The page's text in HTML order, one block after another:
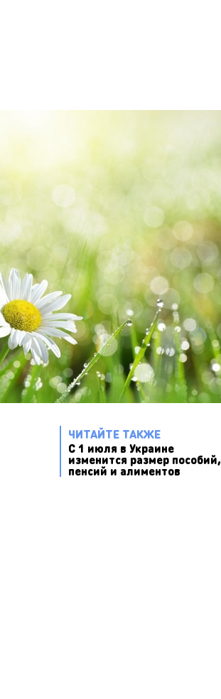
ЧИТАЙТЕ ТАКЖЕ
С 1 июля в Украине
изменится размер пособий,
пенсий и алиментов